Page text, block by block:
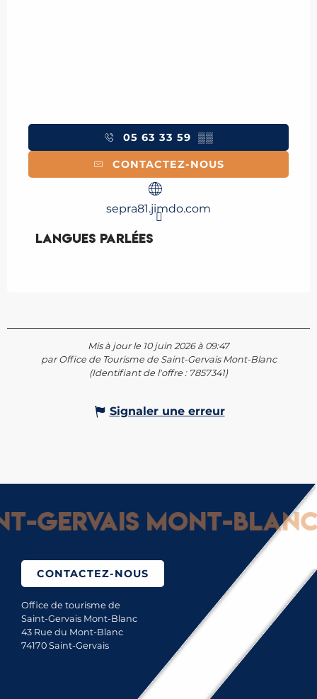
05 63 33 59 ▒▒
CONTACTEZ-NOUS
sepra81.jimdo.com
Langues parlées
Langues parlées
Mis à jour le 10 juin 2026 à 09:47
par Office de Tourisme de Saint-Gervais Mont-Blanc
(Identifiant de l'offre : 7857341)
Signaler une erreur
Gervais Mont-Blanc :
CONTACTEZ-NOUS
Office de tourisme de
Saint-Gervais Mont-Blanc
43 Rue du Mont-Blanc
74170 Saint-Gervais